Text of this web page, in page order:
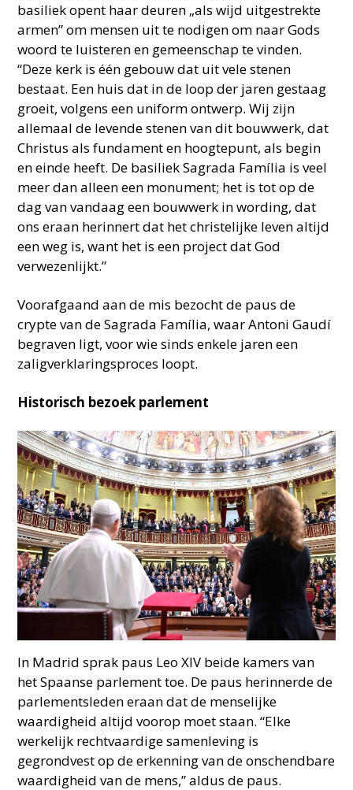
basiliek opent haar deuren „als wijd uitgestrekte
armen” om mensen uit te nodigen om naar Gods
woord te luisteren en gemeenschap te vinden.
“Deze kerk is één gebouw dat uit vele stenen
bestaat. Een huis dat in de loop der jaren gestaag
groeit, volgens een uniform ontwerp. Wij zijn
allemaal de levende stenen van dit bouwwerk, dat
Christus als fundament en hoogtepunt, als begin
en einde heeft. De basiliek Sagrada Família is veel
meer dan alleen een monument; het is tot op de
dag van vandaag een bouwwerk in wording, dat
ons eraan herinnert dat het christelijke leven altijd
een weg is, want het is een project dat God
verwezenlijkt.”
Voorafgaand aan de mis bezocht de paus de
crypte van de Sagrada Família, waar Antoni Gaudí
begraven ligt, voor wie sinds enkele jaren een
zaligverklaringsproces loopt.
Historisch bezoek parlement
In Madrid sprak paus Leo XIV beide kamers van
het Spaanse parlement toe. De paus herinnerde de
parlementsleden eraan dat de menselijke
waardigheid altijd voorop moet staan. “Elke
werkelijk rechtvaardige samenleving is
gegrondvest op de erkenning van de onschendbare
waardigheid van de mens,” aldus de paus.